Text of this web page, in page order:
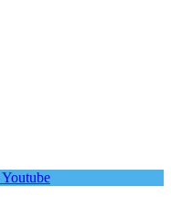
Youtube